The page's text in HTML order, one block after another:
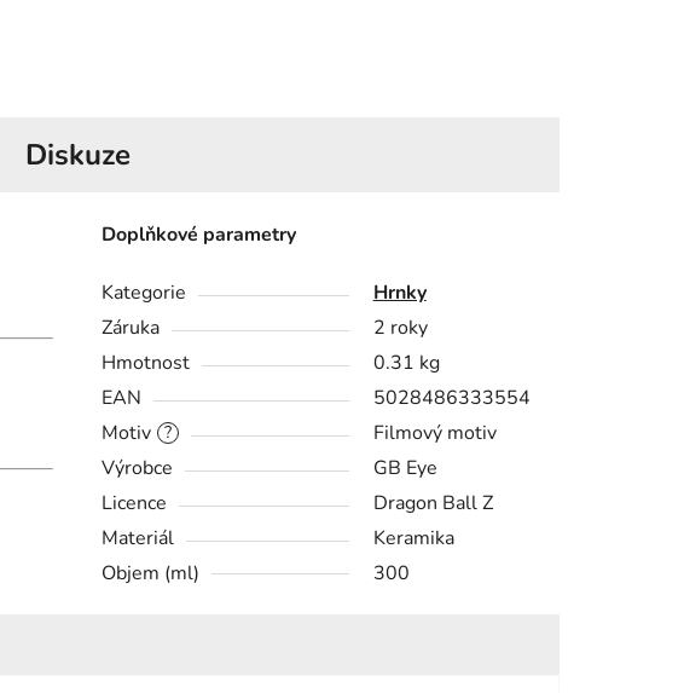
Diskuze
Doplňkové parametry
Kategorie
Hrnky
Záruka
2 roky
Hmotnost
0.31 kg
EAN
5028486333554
?
Motiv
Filmový motiv
Výrobce
GB Eye
Licence
Dragon Ball Z
Materiál
Keramika
Objem (ml)
300